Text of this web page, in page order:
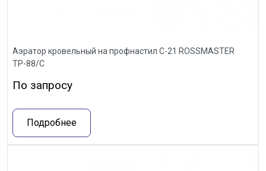
Аэратор кровельный на профнастил С-21 ROSSMASTER
ТР-88/С
По запросу
Подробнее